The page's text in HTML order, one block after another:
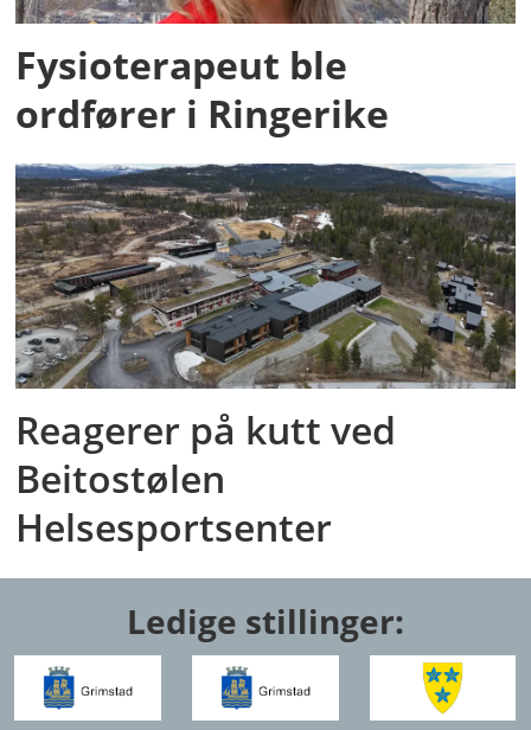
Fysioterapeut ble
ordfører i Ringerike
Reagerer på kutt ved
Beitostølen
Helsesportsenter
Ledige stillinger: